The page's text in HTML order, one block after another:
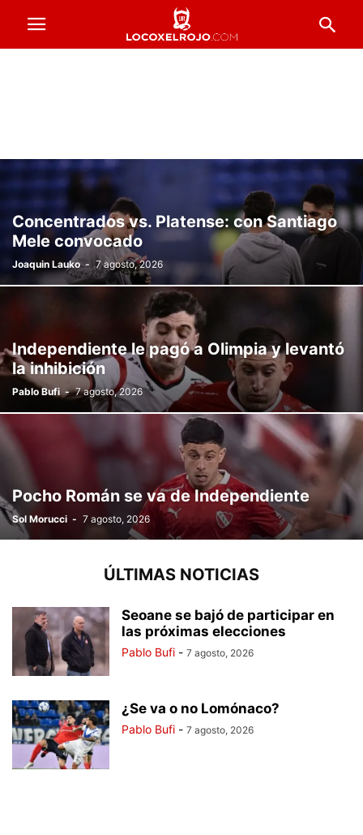
Concentrados vs. Platense: con Santiago
Mele convocado
Joaquin Lauko - 7 agosto, 2026
Independiente le pagó a Olimpia y levantó
la inhibición
Pablo Bufi - 7 agosto, 2026
Pocho Román se va de Independiente
Sol Morucci - 7 agosto, 2026
ÚLTIMAS NOTICIAS
Seoane se bajó de participar en
las próximas elecciones
Pablo Bufi - 7 agosto, 2026
¿Se va o no Lomónaco?
Pablo Bufi - 7 agosto, 2026